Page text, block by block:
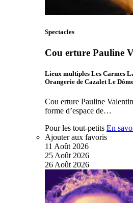
Spectacles
Cou erture Pauline
Lieux multiples Les Carmes
Orangerie de Cazalet Le
Cou erture Pauline
forme d’espace de…
Pour les tout-petits En
Ajouter aux favoris
11 Août 2026
25 Août 2026
26 Août 2026